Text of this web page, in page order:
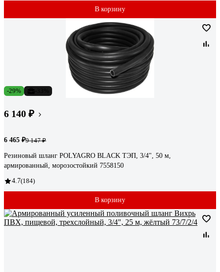
В корзину
-29%
6 140 ₽
6 465 ₽9 147 ₽
Резиновый шланг POLYAGRO BLACK ТЭП, 3/4", 50 м,
армированный, морозостойкий 7558150
4.7(184)
В корзину